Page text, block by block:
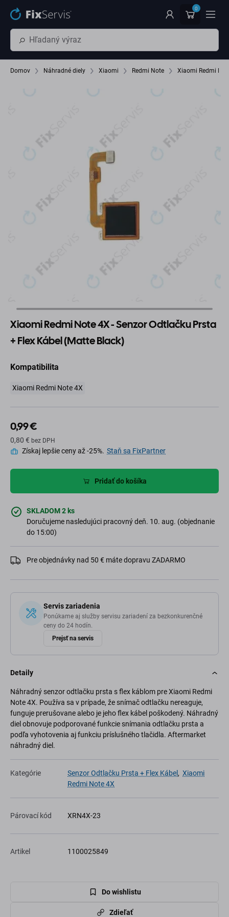
Preskočiť na hlavný obsah 0
Domov Náhradné diely Xiaomi Redmi Note Xiaomi Redmi
Xiaomi Redmi Note 4X - Senzor Odtlačku Prsta
+ Flex Kábel (Matte Black)
Kompatibilita
Xiaomi Redmi Note 4X
0,99 €
0,80 € bez DPH
Získaj lepšie ceny až -25%. Staň sa FixPartner
Pridať do košíka
SKLADOM 2 ks
Doručujeme nasledujúci pracovný deň. 10. aug. (objednanie
do 15:00)
Pre objednávky nad 50 € máte dopravu ZADARMO
Servis zariadenia
Ponúkame aj služby servisu zariadení za bezkonkurenčné
ceny do 24 hodín.
Prejsť na servis
Detaily
Náhradný senzor odtlačku prsta s flex káblom pre Xiaomi Redmi
Note 4X. Používa sa v prípade, že snímač odtlačku nereaguje,
funguje prerušovane alebo je jeho flex kábel poškodený. Náhradný
diel obnovuje podporované funkcie snímania odtlačku prsta a
podľa vyhotovenia aj funkciu príslušného tlačidla. Aftermarket
náhradný diel.
Kategórie Senzor Odtlačku Prsta + Flex Kábel , Xiaomi
Redmi Note 4X
Párovací kód XRN4X-23
Artikel 1100025849
Do wishlistu
Zdieľať